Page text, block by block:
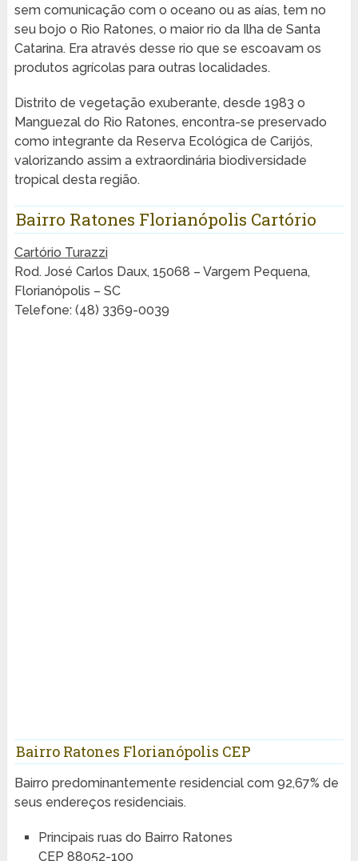
sem comunicação com o oceano ou as aías, tem no
seu bojo o Rio Ratones, o maior rio da Ilha de Santa
Catarina. Era através desse rio que se escoavam os
produtos agrícolas para outras localidades.
Distrito de vegetação exuberante, desde 1983 o
Manguezal do Rio Ratones, encontra-se preservado
como integrante da Reserva Ecológica de Carijós,
valorizando assim a extraordinária biodiversidade
tropical desta região.
Bairro Ratones Florianópolis Cartório
Cartório Turazzi
Rod. José Carlos Daux, 15068 – Vargem Pequena,
Florianópolis – SC
Telefone: (48) 3369-0039
Bairro Ratones Florianópolis CEP
Bairro predominantemente residencial com 92,67% de
seus endereços residenciais.
Principais ruas do Bairro Ratones
CEP 88052-100